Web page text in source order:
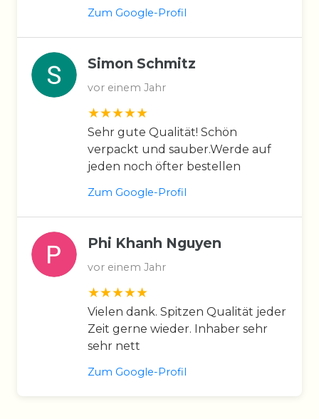
Zum Google-Profil
Simon Schmitz
vor einem Jahr
Sehr gute Qualität! Schön
verpackt und sauber.Werde auf
jeden noch öfter bestellen
Zum Google-Profil
Phi Khanh Nguyen
vor einem Jahr
Vielen dank. Spitzen Qualität jeder
Zeit gerne wieder. Inhaber sehr
sehr nett
Zum Google-Profil